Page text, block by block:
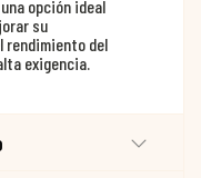
opción ideal
su
rendimiento del
exigencia.